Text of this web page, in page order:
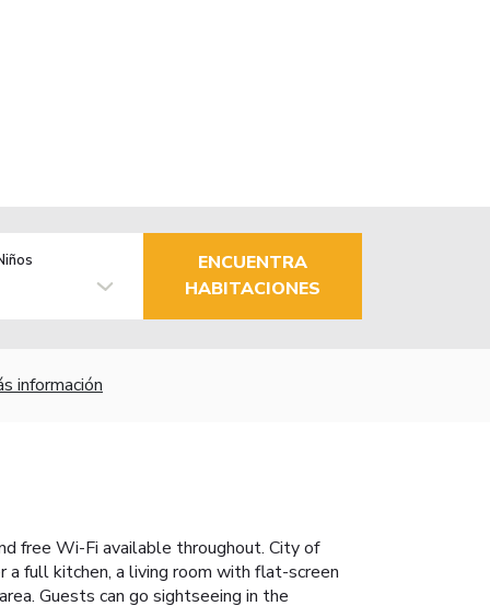
ENCUENTRA
HABITACIONES
información
free Wi-Fi available throughout. City of
full kitchen, a living room with flat-screen
Guests can go sightseeing in the